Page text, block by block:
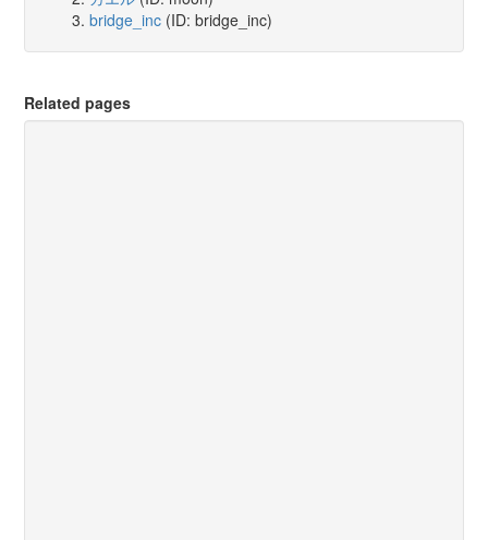
bridge_inc (ID: bridge_inc)
Related pages